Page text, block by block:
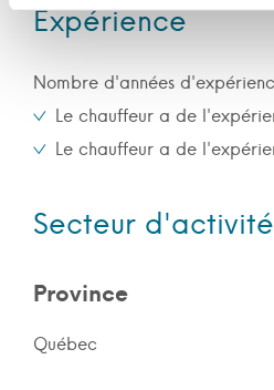
Expérience
Nombre d'années
Le chauffeur a de
Le chauffeur a de
Secteur d'activité
Province
Québec